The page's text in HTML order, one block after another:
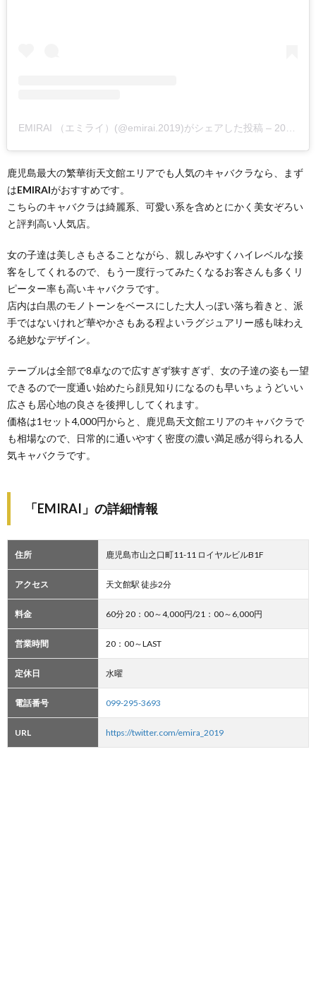
EMIRAI （エミライ）(@emirai.2019)がシェアした投稿 – 2019年10月月28日午前2時39分PDT
鹿児島最大の繁華街天文館エリアでも人気のキャバクラなら、まず
はEMIRAIがおすすめです。
こちらのキャバクラは綺麗系、可愛い系を含めとにかく美女ぞろい
と評判高い人気店。
女の子達は美しさもさることながら、親しみやすくハイレベルな接
客をしてくれるので、もう一度行ってみたくなるお客さんも多くリ
ピーター率も高いキャバクラです。
店内は白黒のモノトーンをベースにした大人っぽい落ち着きと、派
手ではないけれど華やかさもある程よいラグジュアリー感も味わえ
る絶妙なデザイン。
テーブルは全部で8卓なので広すぎず狭すぎず、女の子達の姿も一望
できるので一度通い始めたら顔見知りになるのも早いちょうどいい
広さも居心地の良さを後押ししてくれます。
価格は1セット4,000円からと、鹿児島天文館エリアのキャバクラで
も相場なので、日常的に通いやすく密度の濃い満足感が得られる人
気キャバクラです。
「EMIRAI」の詳細情報
住所 鹿児島市山之口町11-11 ロイヤルビルB1F
アクセス 天文館駅 徒歩2分
料金 60分 20：00～4,000円/21：00～6,000円
営業時間 20：00～LAST
定休日 水曜
電話番号 099-295-3693
URL https://twitter.com/emira_2019